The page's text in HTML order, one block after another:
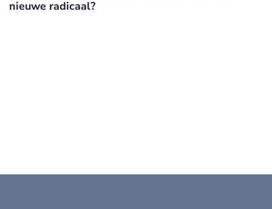
nieuwe radicaal?